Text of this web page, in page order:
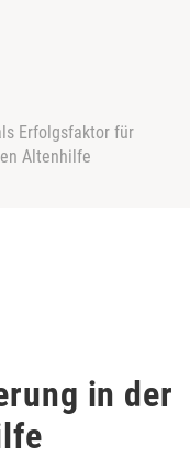
Erfolgsfaktor für
Altenhilfe
in der